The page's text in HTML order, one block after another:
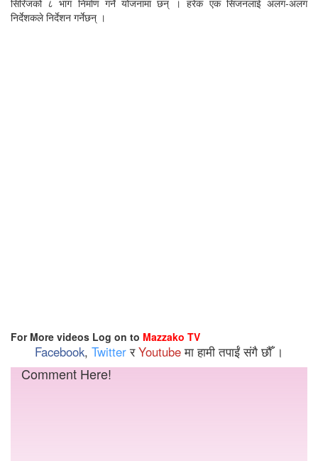
निर्देशकले निर्देशन गर्नेछन् ।
For More videos Log on to Mazzako TV
Facebook, TwitterरYoutubeमा हामी तपाईं संगै छौँ ।
Comment Here!